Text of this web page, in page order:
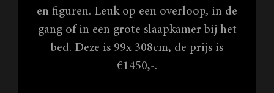
en figuren. Leuk op een overloop, in de
gang of in een grote slaapkamer bij het
bed. Deze is 99x 308cm, de prijs is
€1450,-.